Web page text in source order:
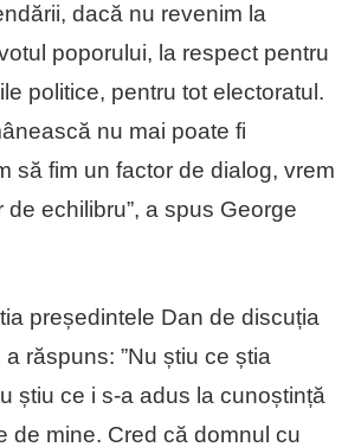
dacă nu revenim la
poporului, la respect pentru
politice, pentru tot electoratul.
nu mai poate fi
să fim un factor de dialog, vrem
de echilibru”, a spus George
președintele Dan de discuția
răspuns: ”Nu știu ce știa
știu ce i s-a adus la cunoștință
de mine. Cred că domnul cu